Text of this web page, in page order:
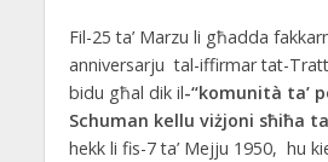
Fil-25 ta’ Marzu li għadda
anniversarju tal-iffirmar tat-
bidu għal dik il-“komunità ta’
Schuman kellu viżjoni sħiħa
hekk li fis-7 ta’ Mejju 1950, hu